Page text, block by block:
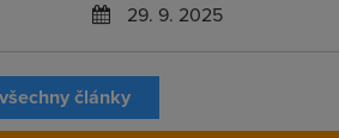
29. 9. 2025
články